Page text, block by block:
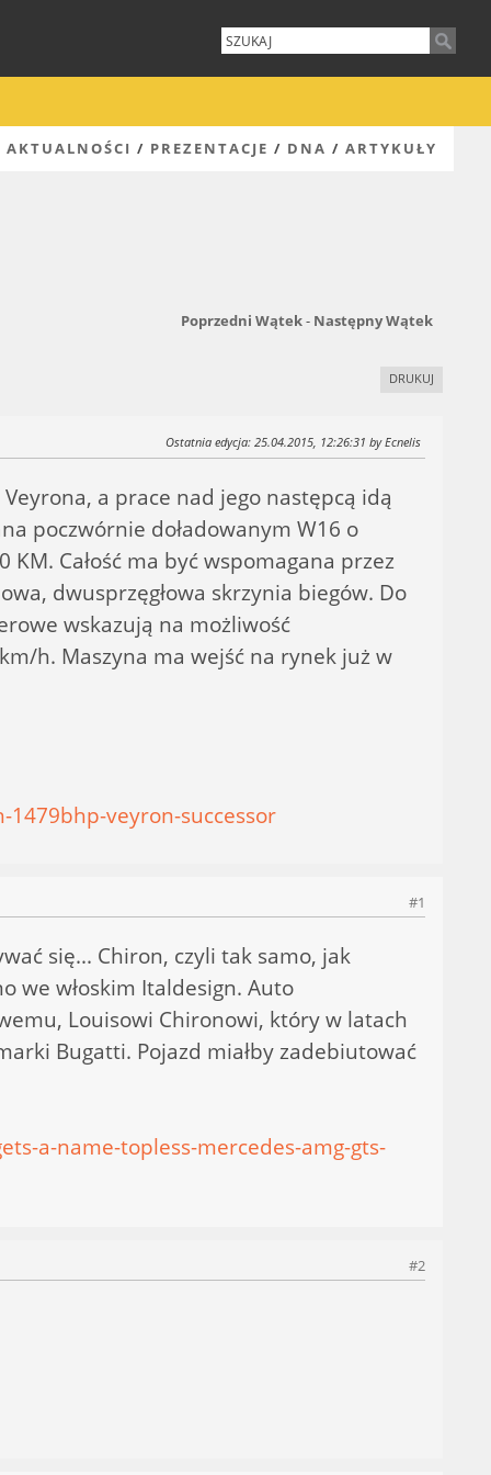
AKTUALNOŚCI / PREZENTACJE / DNA / ARTYKUŁY
Poprzedni Wątek- Następny Wątek
DRUKUJ
Ostatnia edycja: 25.04.2015, 12:26:31 by Ecnelis
a prace nad jego następcą idą
poczwórnie doładowanym W16 o
Całość ma być wspomagana przez
dwusprzęgłowa skrzynia biegów. Do
wskazują na możliwość
h. Maszyna ma wejść na rynek już w
veyron-successor
#1
się... Chiron, czyli tak samo, jak
we włoskim Italdesign. Auto
Louisowi Chironowi, który w latach
Bugatti. Pojazd miałby zadebiutować
a-name-topless-mercedes-amg-gts-
#2